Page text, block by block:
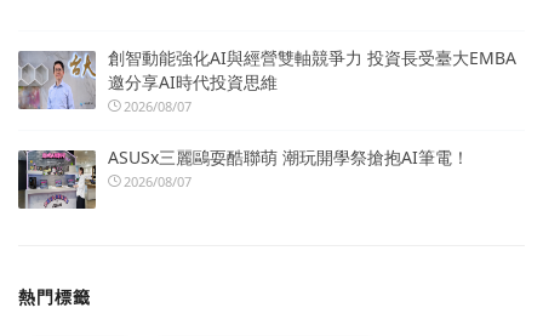
創智動能強化AI與經營雙軸競爭力 投資長受臺大EMBA
邀分享AI時代投資思維
2026/08/07
ASUSx三麗鷗耍酷聯萌 潮玩開學祭搶抱AI筆電！
2026/08/07
熱門標籤